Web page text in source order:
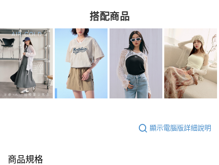
搭配商品
顯示電腦版詳細說明
商品規格